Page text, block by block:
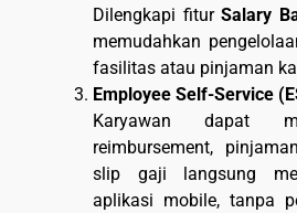
Dilengkapi fiturSalary
memudahkan
fasilitas atau pinjaman
Employee Self-Service
Karyawan dapat
reimbursement,
slip gaji langsung
aplikasi mobile, tanpa